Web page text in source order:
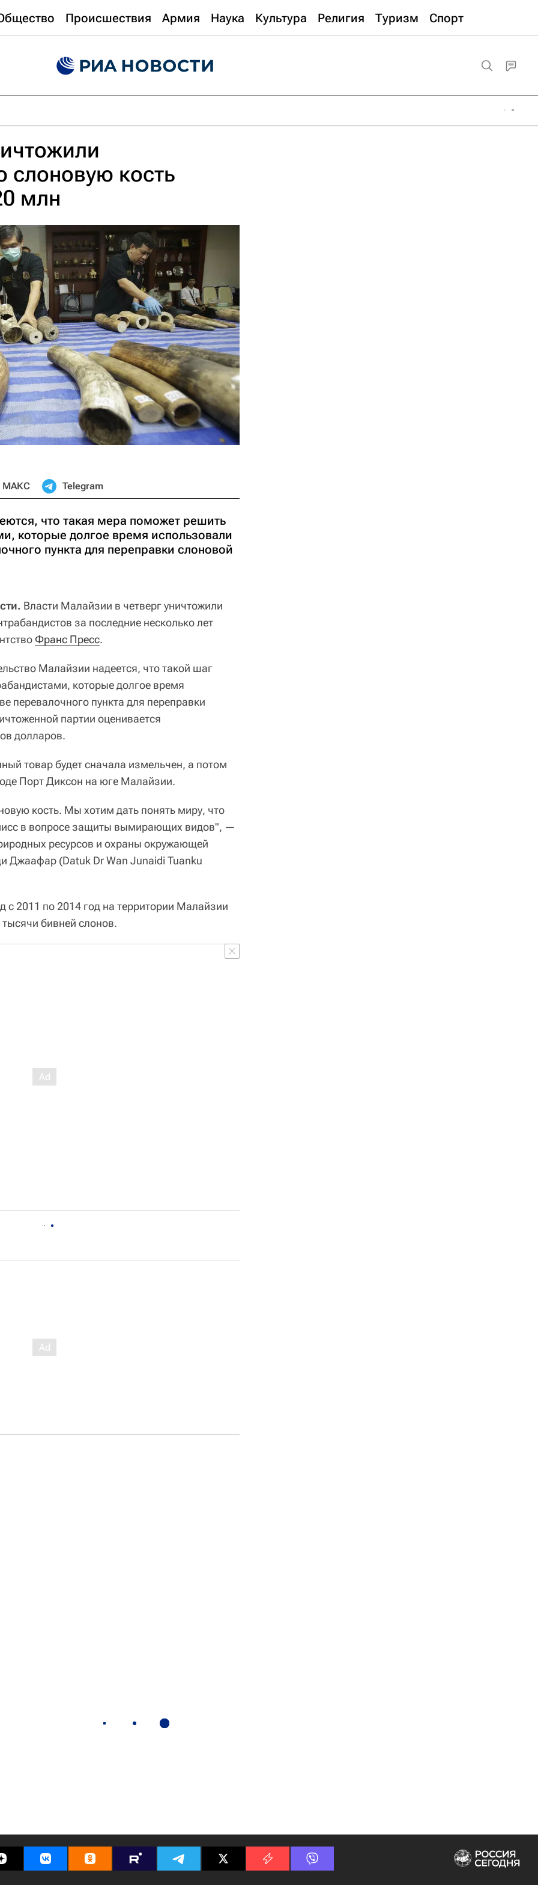
Происшествия Армия Наука Культура Религия Туризм Спорт
слоновую кость
млн
МАКС Telegram
что такая мера поможет решить
которые долгое время использовали
пункта для переправки слоновой
Власти Малайзии в четверг уничтожили
за последние несколько лет
Франс Пресс.
Малайзии надеется, что такой шаг
которые долгое время
перевалочного пункта для переправки
партии оценивается
долларов.
товар будет сначала измельчен, а потом
Порт Диксон на юге Малайзии.
кость. Мы хотим дать понять миру, что
в вопросе защиты вымирающих видов", —
ресурсов и охраны окружающей
Джаафар (Datuk Dr Wan Junaidi Tuanku
с 2011 по 2014 год на территории Малайзии
бивней слонов.